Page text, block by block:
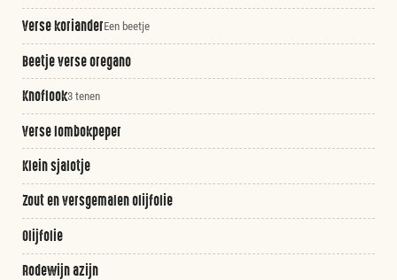
Verse korianderEen beetje
Beetje verse oregano
Knoflook3 tenen
Verse lombokpeper
Klein sjalotje
Zout en versgemalen olijfolie
Olijfolie
Rodewijn azijn